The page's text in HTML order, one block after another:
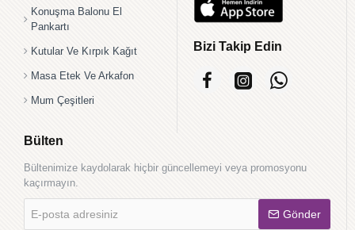
Konuşma Balonu El
Pankartı
Kutular Ve Kırpık Kağıt
Masa Etek Ve Arkafon
Mum Çeşitleri
Bizi Takip Edin
Bülten
Bültenimize kaydolarak hiçbir güncellemeyi veya promosyonu
kaçırmayın.
posta
Gönder